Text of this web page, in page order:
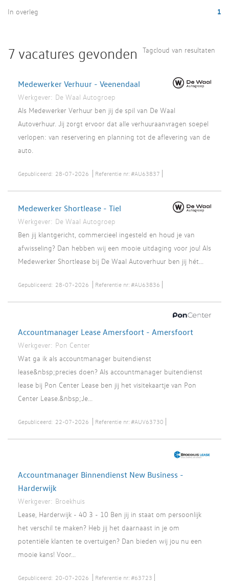
In overleg
1
7 vacatures gevonden Tagcloud van resultaten
Medewerker Verhuur - Veenendaal
Werkgever: De Waal Autogroep
Als Medewerker Verhuur ben jij de spil van De Waal
Autoverhuur. Jij zorgt ervoor dat alle verhuuraanvragen soepel
verlopen: van reservering en planning tot de aflevering van de
auto.
Gepubliceerd: 28-07-2026 Referentie nr: #AU63837
Medewerker Shortlease - Tiel
Werkgever: De Waal Autogroep
Ben jij klantgericht, commercieel ingesteld en houd je van
afwisseling? Dan hebben wij een mooie uitdaging voor jou! Als
Medewerker Shortlease bij De Waal Autoverhuur ben jij hét...
Gepubliceerd: 28-07-2026 Referentie nr: #AU63836
Accountmanager Lease Amersfoort - Amersfoort
Werkgever: Pon Center
Wat ga ik als accountmanager buitendienst
lease&nbsp;precies doen? Als accountmanager buitendienst
lease bij Pon Center Lease ben jij het visitekaartje van Pon
Center Lease.&nbsp;Je...
Gepubliceerd: 22-07-2026 Referentie nr: #AUV63730
Accountmanager Binnendienst New Business -
Harderwijk
Werkgever: Broekhuis
Lease, Harderwijk - 40 3 - 10 Ben jij in staat om persoonlijk
het verschil te maken? Heb jij het daarnaast in je om
potentiële klanten te overtuigen? Dan bieden wij jou nu een
mooie kans! Voor...
Gepubliceerd: 20-07-2026 Referentie nr: #63723